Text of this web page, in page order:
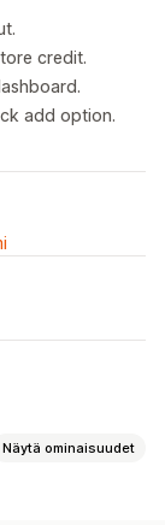
credit.
add option.
Näytä ominaisuudet